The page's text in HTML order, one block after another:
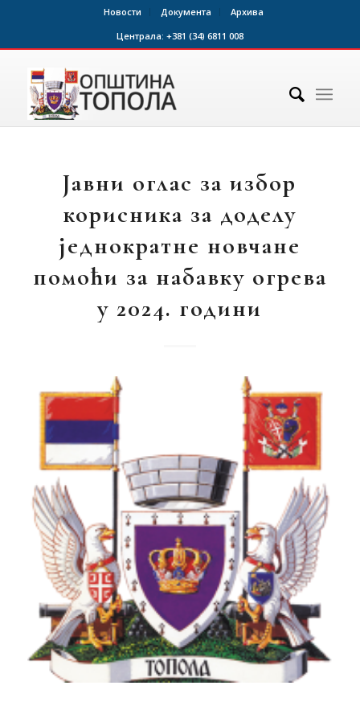
Новости Документа
Архива
Централа: +381 (34) 6811 008
Јавни оглас за избор
корисника за доделу
једнократне новчане
помоћи за набавку огрева
у 2024. години